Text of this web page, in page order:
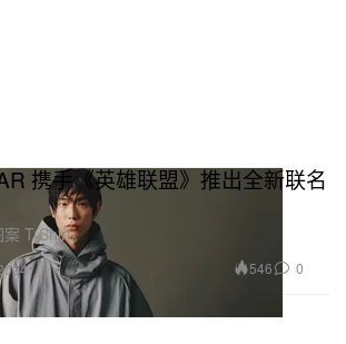
携手《英雄联盟》推出全新联名
T-Shirt。
546 0